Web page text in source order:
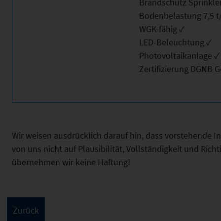
Bodenbelastung 7,5
WGK-fähig ✓
LED-Beleuchtung ✓
Photovoltaikanlage ✓
Zertifizierung DGNB
Wir weisen ausdrücklich darauf hin, dass vorstehende
von uns nicht auf Plausibilität, Vollständigkeit und
übernehmen wir keine Haftung!